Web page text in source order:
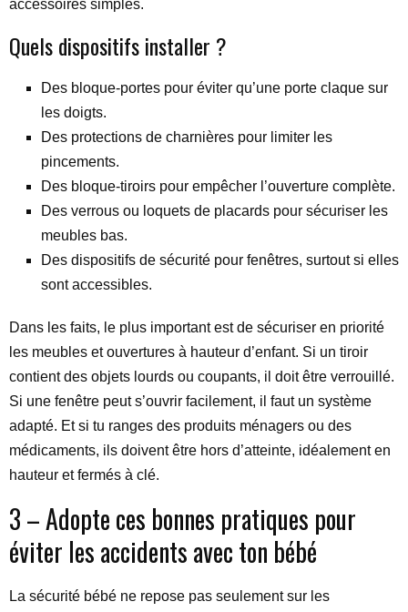
accessoires simples.
Quels dispositifs installer ?
Des bloque-portes pour éviter qu’une porte claque sur
les doigts.
Des protections de charnières pour limiter les
pincements.
Des bloque-tiroirs pour empêcher l’ouverture complète.
Des verrous ou loquets de placards pour sécuriser les
meubles bas.
Des dispositifs de sécurité pour fenêtres, surtout si elles
sont accessibles.
Dans les faits, le plus important est de sécuriser en priorité
les meubles et ouvertures à hauteur d’enfant. Si un tiroir
contient des objets lourds ou coupants, il doit être verrouillé.
Si une fenêtre peut s’ouvrir facilement, il faut un système
adapté. Et si tu ranges des produits ménagers ou des
médicaments, ils doivent être hors d’atteinte, idéalement en
hauteur et fermés à clé.
3 – Adopte ces bonnes pratiques pour
éviter les accidents avec ton bébé
La sécurité bébé ne repose pas seulement sur les